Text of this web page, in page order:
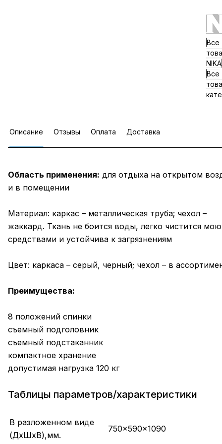
Все
NIKA
Все
Описание Отзывы Оплата Доставка
Область применения: для отдыха на открытом
и в помещении
Материал: каркас – металлическая труба; чехол –
жаккард. Ткань не боится воды, легко чистится
средствами и устойчива к загрязнениям
Цвет: каркаса – серый, черный; чехол – в
Преимущества:
8 положений спинки
съемный подголовник
съемный подстаканник
компактное хранение
допустимая нагрузка 120 кг
Таблицы параметров/характеристики
В разложенном виде
(ДхШхВ),мм.
750x590x1090